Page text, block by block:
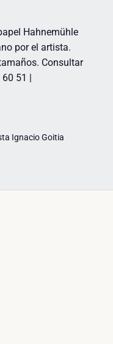
Hahnemühle
por el artista.
Consultar
51 |
Ignacio Goitia